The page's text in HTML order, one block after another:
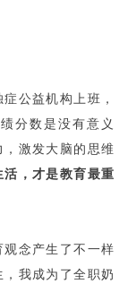
公益机构上班，
分数是没有意义
激发大脑的思维
，才是教育最重
念产生了不一样
我成为了全职奶